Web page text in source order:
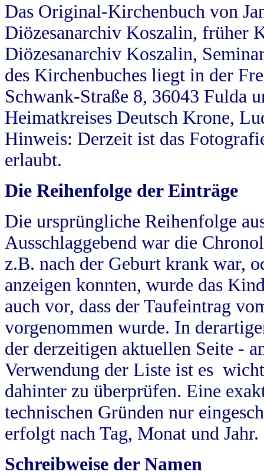
Das Original-Kirchenbuch von
Diözesanarchiv Koszalin, früher
Diözesanarchiv Koszalin,
des Kirchenbuches liegt in der
Schwank-Straße 8, 36043 Fulda
Heimatkreises Deutsch Krone,
Hinweis: Derzeit ist das
erlaubt.
Die Reihenfolge der Einträge
Die ursprüngliche Reihenfolge
Ausschlaggebend war die
z.B. nach der Geburt krank war,
anzeigen konnten, wurde das
auch vor, dass der Taufeintrag
vorgenommen wurde. In
der derzeitigen aktuellen Seite -
Verwendung der Liste ist es
dahinter zu überprüfen. Eine
technischen Gründen nur
erfolgt nach Tag, Monat und Jahr.
Schreibweise der Namen